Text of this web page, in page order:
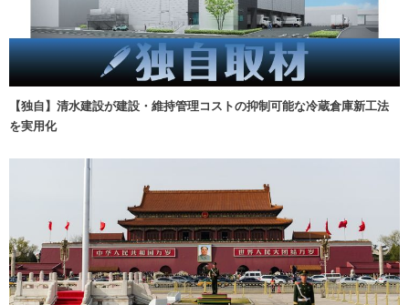
【独自】清水建設が建設・維持管理コストの抑制可能な冷蔵倉庫新工法
を実用化